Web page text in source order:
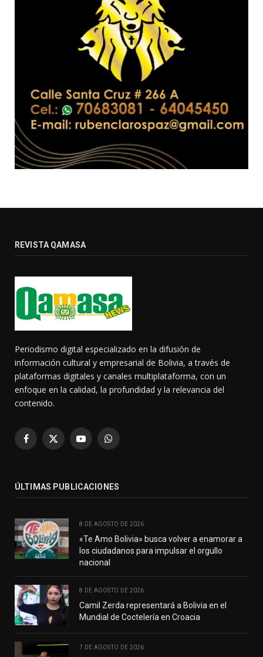
REVISTA QAMASA
Periodismo digital especializado en la difusión de
información cultural y empresarial de Bolivia, a través de
plataformas digitales y canales multiplataforma, con un
enfoque en la calidad, la profundidad y la relevancia del
contenido.
Facebook
X
YouTubeWhatsApp
ÚLTIMAS PUBLICACIONES
8 DE AGOSTO DE 2026
«Te Amo Bolivia» busca volver a enamorar a
los ciudadanos para impulsar el orgullo
nacional
8 DE AGOSTO DE 2026
Camil Zerda representará a Bolivia en el
Mundial de Coctelería en Croacia
7 DE AGOSTO DE 2026